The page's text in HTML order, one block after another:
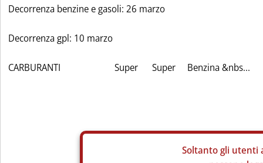
Decorrenza benzine e gasoli: 26 marzo
Decorrenza gpl: 10 marzo
CARBURANTI Super Super Benzina &nbs...
Soltanto gli utenti